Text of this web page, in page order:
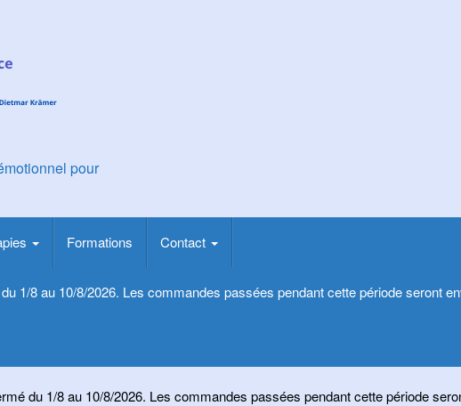
pour
Formations Contact
1/8 au 10/8/2026. Les commandes passées pendant cette période seront
du 1/8 au 10/8/2026. Les commandes passées pendant cette période